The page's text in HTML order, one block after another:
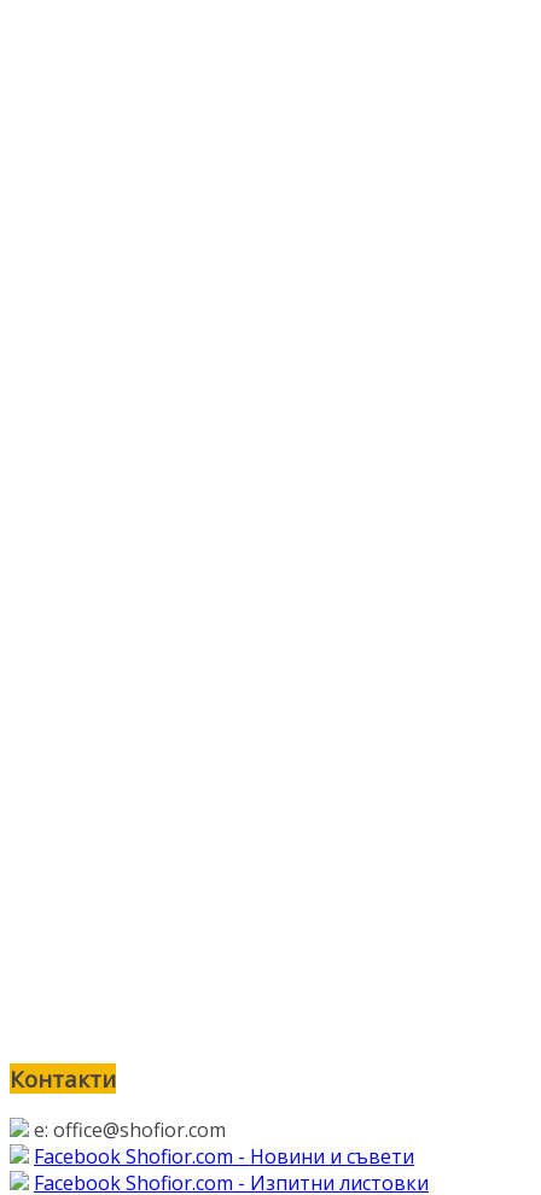
Контакти
e: office@shofior.com
Facebook Shofior.com - Новини и съвети
Facebook Shofior.com - Изпитни листовки